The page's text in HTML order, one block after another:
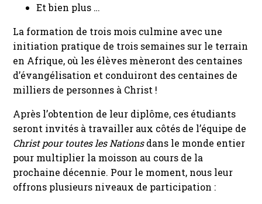
Et bien plus …
La formation de trois mois culmine avec une
initiation pratique de trois semaines sur le terrain
en Afrique, où les élèves mèneront des centaines
d’évangélisation et conduiront des centaines de
milliers de personnes à Christ !
Après l’obtention de leur diplôme, ces étudiants
seront invités à travailler aux côtés de l’équipe de
Christ pour toutes les Nationsdans le monde entier
pour multiplier la moisson au cours de la
prochaine décennie. Pour le moment, nous leur
offrons plusieurs niveaux de participation :